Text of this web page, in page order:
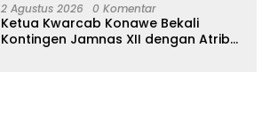
2 Agustus 2026 0 Komentar
Ketua Kwarcab Konawe Bekali
Kontingen Jamnas XII dengan Atribut